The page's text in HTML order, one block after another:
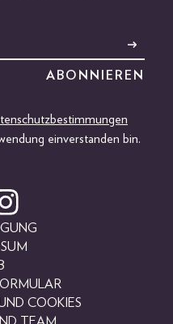
einverstanden bin.
COOKIES